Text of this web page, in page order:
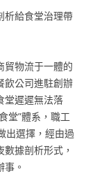
析給食堂治理帶
貿物流于一體的
飲公司進駐創辦
堂遲遲無法落
堂”體系，職工
出選擇，經由過
據剖析形式，
事。